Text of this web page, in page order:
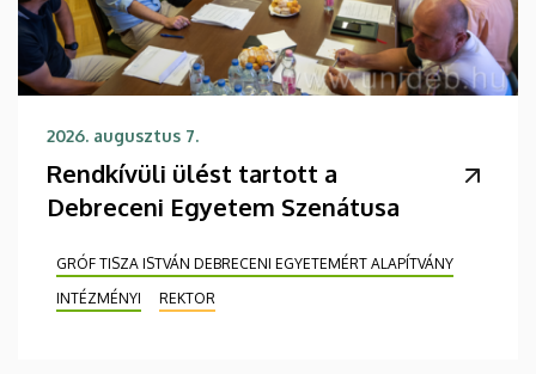
2026. augusztus 7.
Rendkívüli ülést tartott a
Debreceni Egyetem Szenátusa
GRÓF TISZA ISTVÁN DEBRECENI EGYETEMÉRT ALAPÍTVÁNY
INTÉZMÉNYI
REKTOR